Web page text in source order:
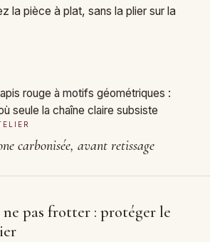
la pièce à plat, sans la plier sur la
carbonisée, avant retissage
ne pas frotter : protéger le